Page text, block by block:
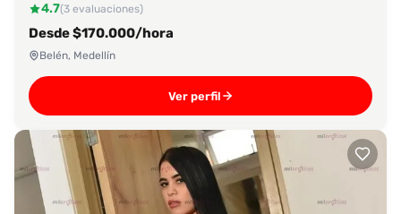
4.7(3 evaluaciones)
Desde $170.000/hora
Belén, Medellín
Ver perfil